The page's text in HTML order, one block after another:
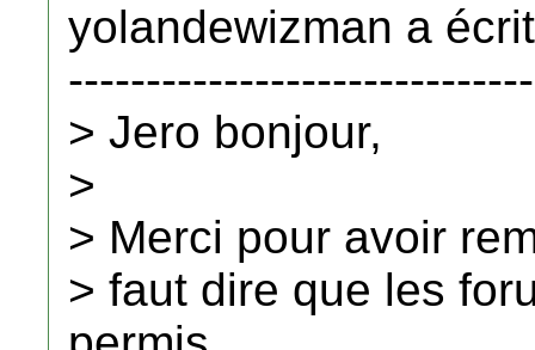
yolandewizman a
> Jero bonjour,
>
> Merci pour avoir
> faut dire que les